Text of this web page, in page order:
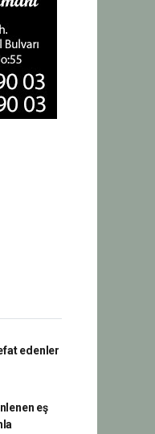
edenler
eş